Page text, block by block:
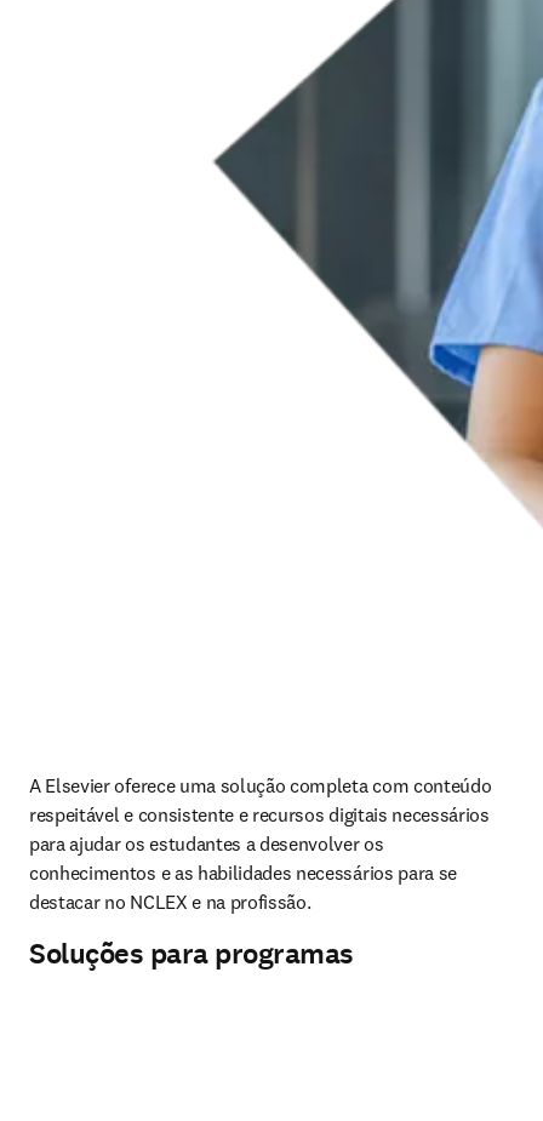
A Elsevier oferece uma solução completa com conteúdo
respeitável e consistente e recursos digitais necessários
para ajudar os estudantes a desenvolver os
conhecimentos e as habilidades necessários para se
destacar no NCLEX e na profissão.
Soluções para programas